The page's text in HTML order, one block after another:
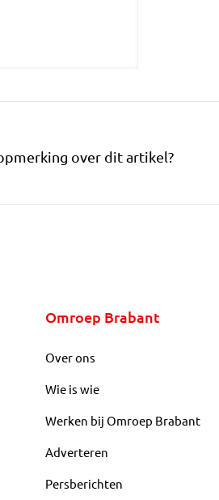
over dit artikel?
Omroep Brabant
Over ons
Wie is wie
Werken bij Omroep Brabant
Adverteren
Persberichten